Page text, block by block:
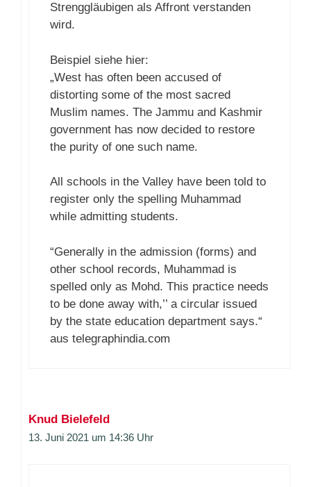
Strenggläubigen als Affront verstanden
wird.
Beispiel siehe hier:
„West has often been accused of
distorting some of the most sacred
Muslim names. The Jammu and Kashmir
government has now decided to restore
the purity of one such name.
All schools in the Valley have been told to
register only the spelling Muhammad
while admitting students.
“Generally in the admission (forms) and
other school records, Muhammad is
spelled only as Mohd. This practice needs
to be done away with,’’ a circular issued
by the state education department says.“
aus telegraphindia.com
Knud Bielefeld
13. Juni 2021 um 14:36 Uhr